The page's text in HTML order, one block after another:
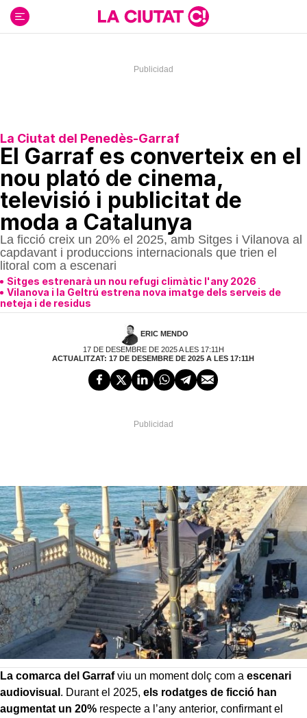
contenido
La Ciutat del Penedès-Garraf
El Garraf es converteix en el
nou plató de cinema,
televisió i publicitat de
moda a Catalunya
La ficció creix un 20% el 2025, amb Sitges i Vilanova al
capdavant i produccions internacionals que trien el
litoral com a escenari
Sitges estrenarà un nou refugi climàtic l'any 2026
Vilanova i la Geltrú estrena nova imatge dels serveis de
neteja i de residus
ERIC MENDO
17 DE DESEMBRE DE 2025 A LES 17:11H
ACTUALITZAT: 17 DE DESEMBRE DE 2025 A LES 17:11H
La comarca del Garrafviu un moment dolç com a escenari
audiovisual . Durant el 2025, els rodatges de ficció han
augmentat un 20% respecte a l’any anterior, confirmant el